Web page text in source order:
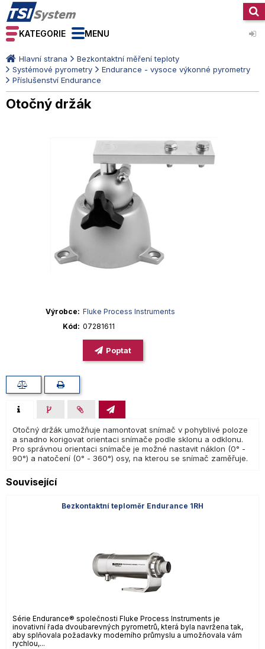
KATEGORIE MENU
Hlavní strana
Bezkontaktní měření teploty
Systémové pyrometry
Endurance - vysoce výkonné pyrometry
Příslušenství Endurance
Otočný držák
Výrobce
Fluke Process Instruments
Kód
07281611
Poptat
Otočný držák umožňuje namontovat snímač v pohyblivé poloze
a snadno korigovat orientaci snímače podle sklonu a odklonu.
Pro správnou orientaci snímače je možné nastavit náklon (0° -
90°) a natočení (0° - 360°) osy, na kterou se snímač zaměřuje.
Související
Bezkontaktní teploměr Endurance 1RH
Série Endurance® společnosti Fluke Process Instruments je
inovativní řada dvoubarevných pyrometrů, která byla navržena tak,
aby splňovala požadavky moderního průmyslu a umožňovala vám
rychlou,...